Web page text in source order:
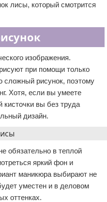
лисы, который смотрится
изображения.
при помощи только
сложный рисунок, поэтому
Хотя, если вы умеете
кисточки вы без труда
дизайн.
обязательно в теплой
яркий фон и
маникюра выбирают не
уместен и в деловом
оттенках.